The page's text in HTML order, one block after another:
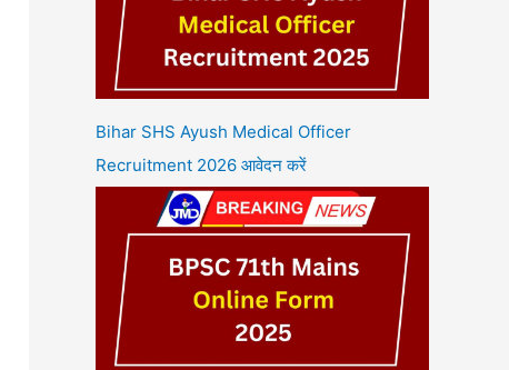
Bihar SHS Ayush Medical Officer
Recruitment 2026 आवेदन करें